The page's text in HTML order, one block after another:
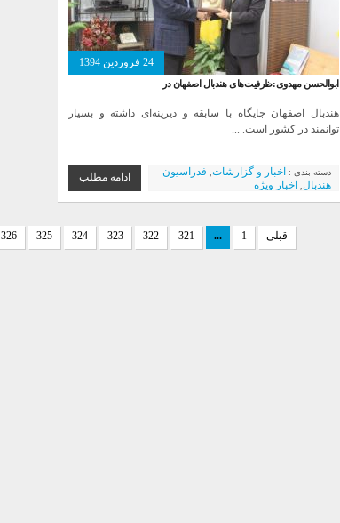
24 فروردین 1394
ابوالحسن مهدوی:ظرفیت‌های هندبال اصفهان در
هندبال اصفهان جایگاه با سابقه و دیرینه‌ای داشته و بسیار
توانمند در کشور است. ...
دسته بندی : اخبار و گزارشات فدراسیون
هندبال
اخبار ویژه
ادامه مطلب
قبلی 1
...
321
322
323
324
325
326